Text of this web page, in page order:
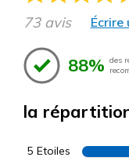
73 avis Écrire
88% des
la
5 Etoiles